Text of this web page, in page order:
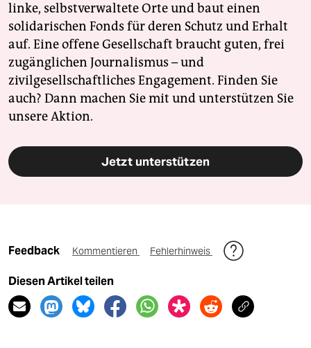
linke, selbstverwaltete Orte und baut einen
solidarischen Fonds für deren Schutz und Erhalt
auf. Eine offene Gesellschaft braucht guten, frei
zugänglichen Journalismus – und
zivilgesellschaftliches Engagement. Finden Sie
auch? Dann machen Sie mit und unterstützen Sie
unsere Aktion.
Jetzt unterstützen
Feedback Kommentieren Fehlerhinweis
Diesen Artikel teilen